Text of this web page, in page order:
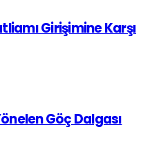
Girişimine Karşı
Göç Dalgası